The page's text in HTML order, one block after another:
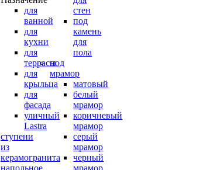
для
ванной
для
кухни
для
террасы
для
крыльца
для
фасада
уличный
Lastra
ступени
из
керамогранита
напольное
стен
под
камень
для
пола
под
мрамор
матовый
белый
мрамор
коричневый
мрамор
серый
мрамор
черный
мрамор